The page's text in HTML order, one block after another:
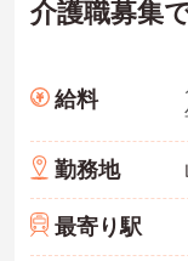
介護職募集
給料
勤務地
最寄り駅